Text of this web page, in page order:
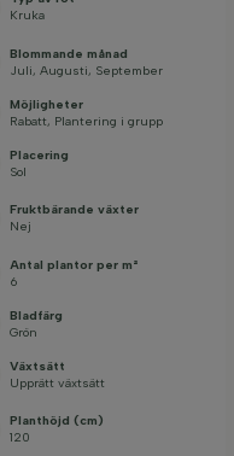
Kruka
Blommande månad
Juli, Augusti, September
Möjligheter
Rabatt, Plantering i grupp
Placering
Sol
Fruktbärande växter
Nej
Antal plantor per m²
6
Bladfärg
Grön
Växtsätt
Upprätt växtsätt
Planthöjd (cm)
120